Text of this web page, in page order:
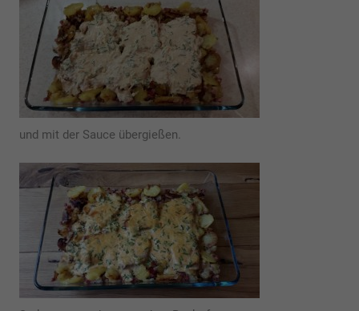
und mit der Sauce übergießen.